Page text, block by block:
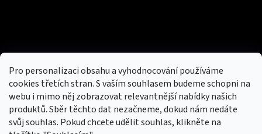
Pro personalizaci obsahu a vyhodnocování používáme
cookies třetích stran. S vaším souhlasem budeme schopni na
webu i mimo něj zobrazovat relevantnější nabídky našich
produktů. Sběr těchto dat nezačneme, dokud nám nedáte
svůj souhlas. Pokud chcete udělit souhlas, klikněte na